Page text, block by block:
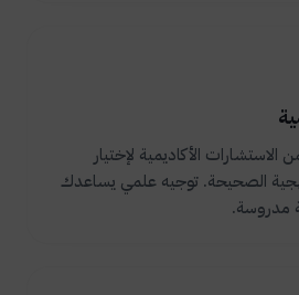
الأكاديمية لإختيار
الصحيحة. توجيه علمي يساعدك
مدروسة.